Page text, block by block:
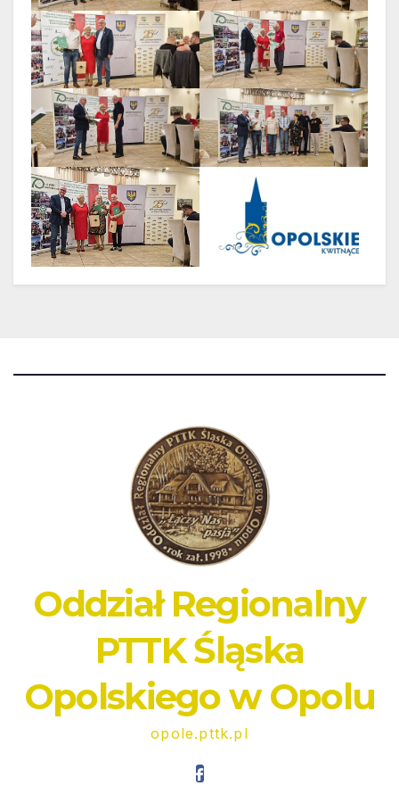
Oddział Regionalny
PTTK Śląska
Opolskiego w Opolu
opole.pttk.pl